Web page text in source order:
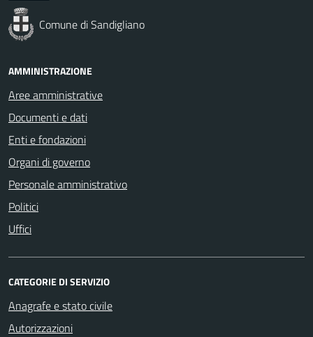
Comune di Sandigliano
AMMINISTRAZIONE
Aree amministrative
Documenti e dati
Enti e fondazioni
Organi di governo
Personale amministrativo
Politici
Uffici
CATEGORIE DI SERVIZIO
Anagrafe e stato civile
Autorizzazioni